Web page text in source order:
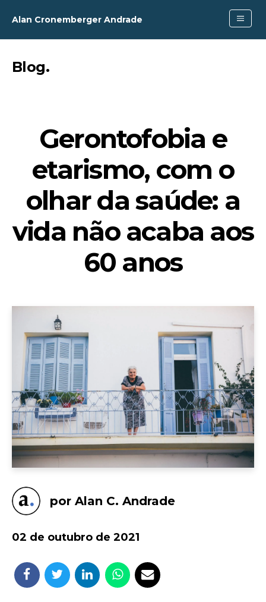
Alan Cronemberger Andrade
Blog.
Gerontofobia e
etarismo, com o
olhar da saúde: a
vida não acaba aos
60 anos
por Alan C. Andrade
02 de outubro de 2021